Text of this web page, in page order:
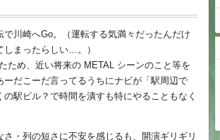
川崎へGo。（運転する気満々だったんだけ
しまったらしい…。）
ため、近い将来の METAL シーンのこと等を
だこーだ言ってるうちにナビが「駅周辺で
駅ビル？で時間を潰すも特にやることもなく
・列の短さに不安を感じるも、開演ギリギリ